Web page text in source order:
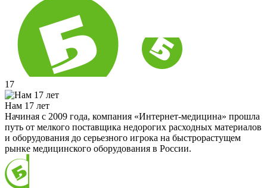
17
Нам 17 лет
Начиная с 2009 года, компания «Интернет-медицина» прошла
путь от мелкого поставщика недорогих расходных материалов
и оборудования до серьезного игрока на быстрорастущем
рынке медицинского оборудования в России.